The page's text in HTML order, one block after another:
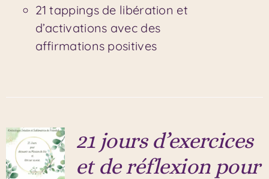
21 tappings de libération et
d’activations avec des
affirmations positives
21 jours d’exercices
et de réflexion pour